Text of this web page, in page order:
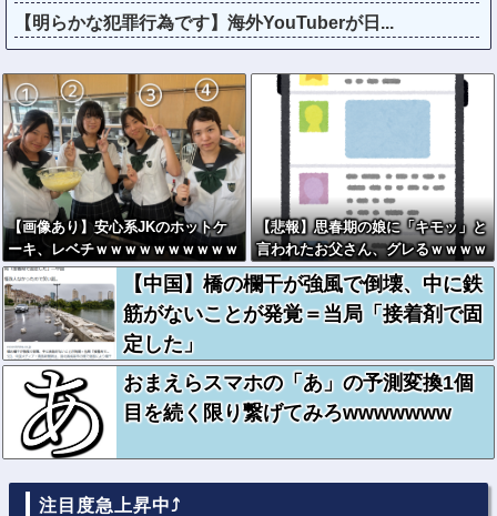
【明らかな犯罪行為です】海外YouTuberが日...
【画像あり】安心系JKのホットケ
ーキ、レベチｗｗｗｗｗｗｗｗｗｗ
ｗｗｗｗｗｗｗｗｗｗｗｗｗｗ
【悲報】思春期の娘に「キモッ」と
言われたお父さん、グレるｗｗｗｗ
ｗｗｗ
【中国】橋の欄干が強風で倒壊、中に鉄
筋がないことが発覚＝当局「接着剤で固
定した」
おまえらスマホの「あ」の予測変換1個
目を続く限り繋げてみろwwwwwww
注目度急上昇中⤴